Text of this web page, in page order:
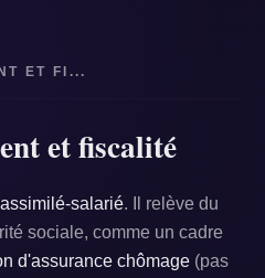
ET FI...
et fiscalité
assimilé-salarié. Il relève du
sociale, comme un cadre
d'assurance chômage (pas